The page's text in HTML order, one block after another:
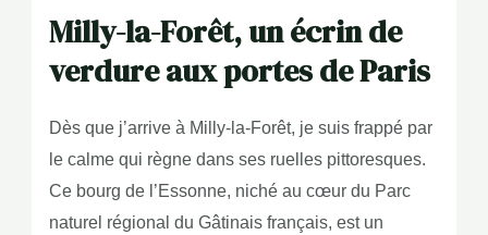
Milly-la-Forêt, un écrin de
verdure aux portes de Paris
Dès que j’arrive à Milly-la-Forêt, je suis frappé par
le calme qui règne dans ses ruelles pittoresques.
Ce bourg de l’Essonne, niché au cœur du Parc
naturel régional du Gâtinais français, est un